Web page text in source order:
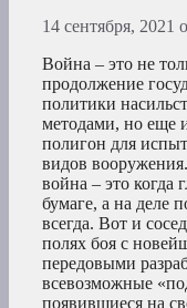
14 сентября, 2021
Война – это не
продолжение
политики
методами, но еще
полигон для
видов
война – это когда
бумаге, а на деле
всегда. Вот и
полях боя с
передовыми
всевозможные
появившиеся на